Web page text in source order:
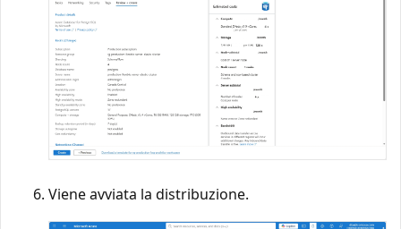
Viene avviata la distribuzione.